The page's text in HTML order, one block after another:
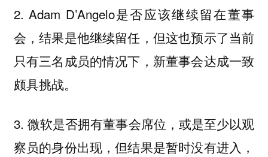
2. Adam D’Angelo是否应该继续留在董事
会，结果是他继续留任，但这也预示了当前
只有三名成员的情况下，新董事会达成一致
颇具挑战。
3. 微软是否拥有董事会席位，或是至少以观
察员的身份出现，但结果是暂时没有进入，